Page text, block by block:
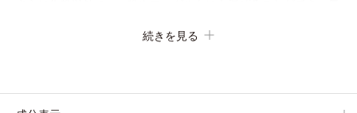
続きを見る